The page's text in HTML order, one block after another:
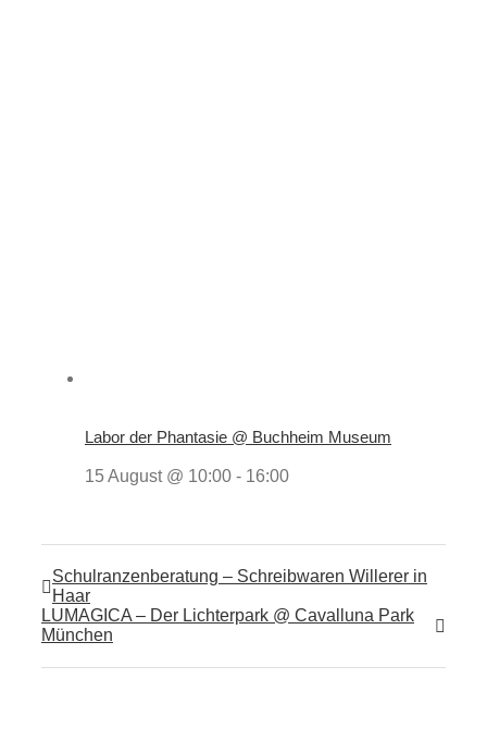
Labor der Phantasie @ Buchheim Museum
15 August @ 10:00 - 16:00
Schulranzenberatung – Schreibwaren Willerer in
Haar
LUMAGICA – Der Lichterpark @ Cavalluna Park
München